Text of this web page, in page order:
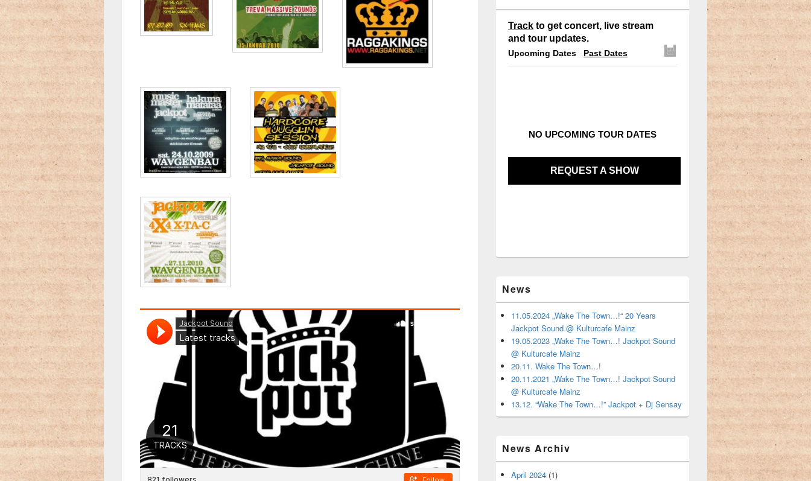
Track to get concert, live stream
and tour updates.
Upcoming Dates Past Dates
NO UPCOMING TOUR DATES
REQUEST A SHOW
News
11.05.2024 „Wake The Town…!“ 20 Years
Jackpot Sound @ Kulturcafe Mainz
19.05.2023 „Wake The Town…! Jackpot Sound
@ Kulturcafe Mainz
20.11. Wake The Town…!
20.11.2021 „Wake The Town…! Jackpot Sound
@ Kulturcafe Mainz
13.12. “Wake The Town…!” Jackpot + Dj Sensay
News Archiv
April 2024 (1)